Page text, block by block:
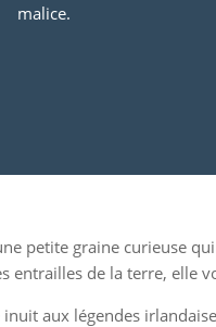
malice.
petite graine curieuse
entrailles de la terre, elle
aux légendes